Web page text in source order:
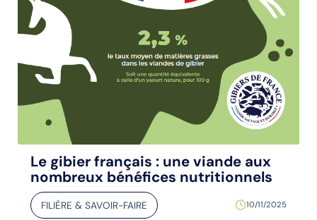
Le gibier français : une viande aux
nombreux bénéfices nutritionnels
FILIÈRE & SAVOIR-FAIRE 10/11/2025